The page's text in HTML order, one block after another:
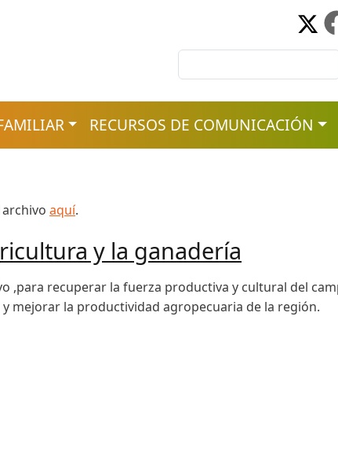
RECURSOS DE COMUNICACIÓN
aquí.
y la ganadería
,para recuperar la fuerza productiva y cultural del
mejorar la productividad agropecuaria de la región.